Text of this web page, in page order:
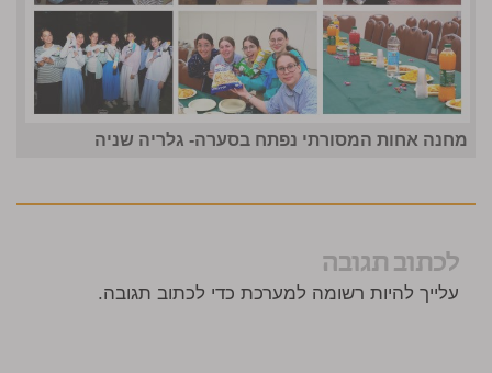
מחנה אחות המסורתי נפתח בסערה- גלריה שניה
לכתוב תגובה
עלייך להיות רשומה למערכת כדי לכתוב תגובה.